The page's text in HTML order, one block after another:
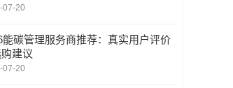
善恒达机械密封实业有限公司
07-20
能碳管理服务商推荐：真实用户评价
建议
07-20